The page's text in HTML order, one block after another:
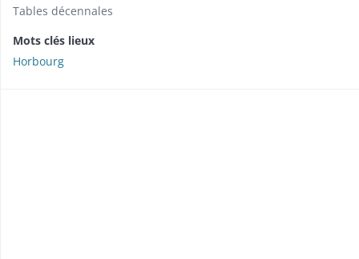
Tables décennales
Mots clés lieux
Horbourg